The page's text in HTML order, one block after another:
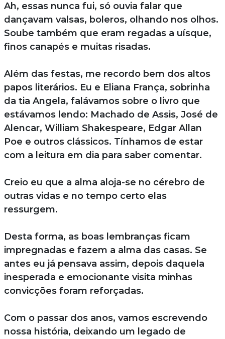
Ah, essas nunca fui, só ouvia falar que
dançavam valsas, boleros, olhando nos olhos.
Soube também que eram regadas a uísque,
finos canapés e muitas risadas.
Além das festas, me recordo bem dos altos
papos literários. Eu e Eliana França, sobrinha
da tia Angela, falávamos sobre o livro que
estávamos lendo: Machado de Assis, José de
Alencar, William Shakespeare, Edgar Allan
Poe e outros clássicos. Tínhamos de estar
com a leitura em dia para saber comentar.
Creio eu que a alma aloja-se no cérebro de
outras vidas e no tempo certo elas
ressurgem.
Desta forma, as boas lembranças ficam
impregnadas e fazem a alma das casas. Se
antes eu já pensava assim, depois daquela
inesperada e emocionante visita minhas
convicções foram reforçadas.
Com o passar dos anos, vamos escrevendo
nossa história, deixando um legado de